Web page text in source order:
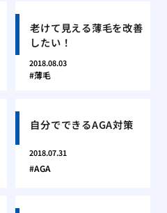
老けて見える薄毛を改善
したい！
2018.08.03
薄毛
自分でできるAGA対策
2018.07.31
AGA